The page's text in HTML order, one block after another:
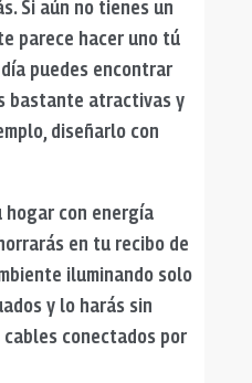
Si aún no tienes un
parece hacer uno tú
día puedes encontrar
bastante atractivas y
diseñarlo con
hogar con energía
en tu recibo de
iluminando solo
y lo harás sin
conectados por